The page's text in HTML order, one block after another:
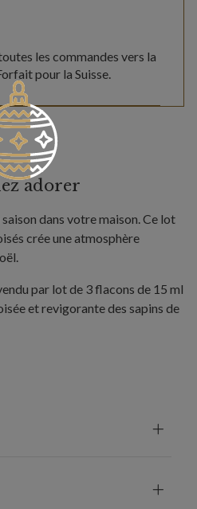
les commandes vers la
pour la Suisse.
adorer
dans votre maison. Ce lot
crée une atmosphère
par lot de 3 flacons de 15 ml
et revigorante des sapins de